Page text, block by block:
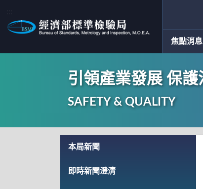
焦點消息
引領產業發展 保護
SAFETY & QUALITY
本局新聞
即時新聞澄清